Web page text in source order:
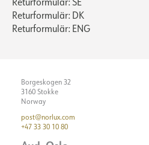
Returformulär: DK
Returformulär: ENG
Borgeskogen 32
3160 Stokke
Norway
post@norlux.com
+47 33 30 10 80